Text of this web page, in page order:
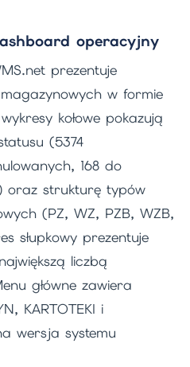
operacyjny
prezentuje
w formie
kołowe pokazują
(5374
168 do
oraz strukturę typów
(PZ, WZ, PZB, WZB,
słupkowy prezentuje
liczbą
główne zawiera
KARTOTEKI i
wersja systemu